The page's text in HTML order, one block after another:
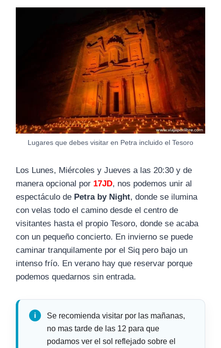
Lugares que debes visitar en Petra incluido el Tesoro
Los Lunes, Miércoles y Jueves a las 20:30 y de
manera opcional por 17JD, nos podemos unir al
espectáculo de Petra by Night, donde se ilumina
con velas todo el camino desde el centro de
visitantes hasta el propio Tesoro, donde se acaba
con un pequeño concierto. En invierno se puede
caminar tranquilamente por el Siq pero bajo un
intenso frío. En verano hay que reservar porque
podemos quedarnos sin entrada.
Se recomienda visitar por las mañanas,
no mas tarde de las 12 para que
podamos ver el sol reflejado sobre el